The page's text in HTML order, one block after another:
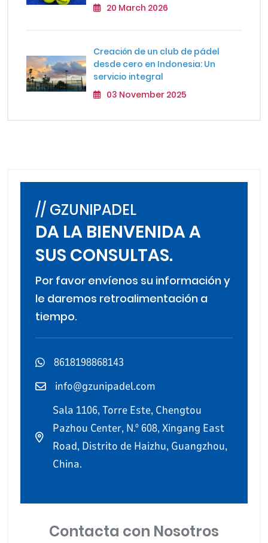
20 March 2026
Creación de un club de pádel
desde cero en Indonesia: Un
servicio integral
03 November 2025
// GZUNIPADEL
DA LA BIENVENIDA A
SUS CONSULTAS.
Por favor envíenos su información y
le daremos retroalimentación a
tiempo.
8618198868143
info@gzunipadel.com
Sala 1106, Torre Este, Chengtou
Pazhou Center, N.º 608, Xingang East
Road, Distrito de Haizhu, Guangzhou,
China.
Contacta con Nosotros